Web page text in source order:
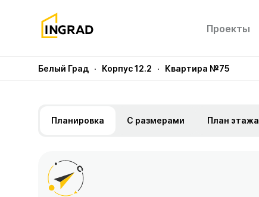
Проекты
Белый Град · Корпус 12.2 · Квартира №75
Планировка С размерами План этажа